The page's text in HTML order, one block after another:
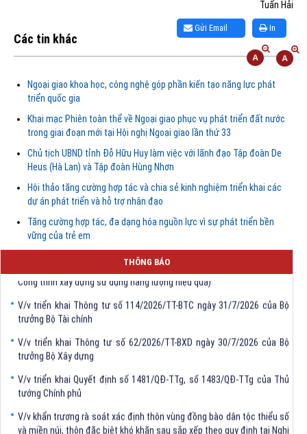
Tuấn Hải
In
Gửi Email
Các tin khác
Ngoại giao khoa học, công nghệ góp phần kiến tạo năng lực phát
triển quốc gia
Khai mạc Phiên toàn thể về Ngoại giao phục vụ phát triển đất nước
trong giai đoạn mới tại Hội nghị Ngoại giao lần thứ 33
Chủ tịch UBND tỉnh Đỗ Hữu Huy làm việc với lãnh đạo Tập đoàn De
Heus (Hà Lan) và Tập đoàn Hùng Nhơn
Hội thảo tăng cường hợp tác và chia sẻ kinh nghiệm triển khai các
dự án phát triển và hỗ trợ nhân đạo
Tăng cường hợp tác, đa dạng hóa nguồn lực vì sự phát triển bền
vững của trẻ em
THÔNG BÁO
V/v triển khai Thông tư số 61/2026/TT-BXD ngày 30/7/2026 ủa Bộ Xây
dựng (Quy chuẩn kỹ thuật quốc gia về Công trình dân dụng - Phần 3:
trưởng Bộ Tài chính
trưởng Bộ Xây dựng
tướng Chính phủ
và miền núi, thôn đặc biệt khó khăn sau sắp xếp theo quy định tại Nghị
định số 272/2025/NĐ-CP